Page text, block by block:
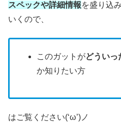
スペックや詳細情報を盛り込
いくので、
このガットがどういっ
か知りたい方
はご覧ください(‘ω’)ノ